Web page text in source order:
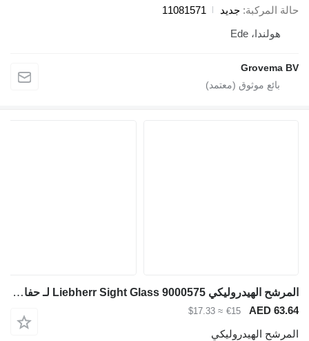
المركبة جديد
11081571
هولندا، Ede
Grovema
المرشح الهيدروليكي Liebherr Sight Glass 9000575 لـ حفارة Liebherr A308/A309 Li/A310/A311 Li /A312 Li /A314 Li
AED
€15
≈ $17.33
الهيدروليكي